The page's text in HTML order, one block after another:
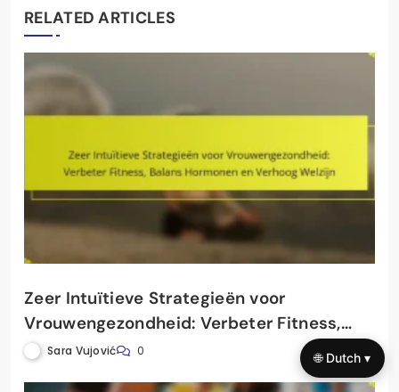
RELATED ARTICLES
Zeer Intuïtieve Strategieën voor
Vrouwengezondheid: Verbeter Fitness,
Balans Hormonen en Verhoog Welzijn
Sara Vujović 0 🌐 Dutch ▾